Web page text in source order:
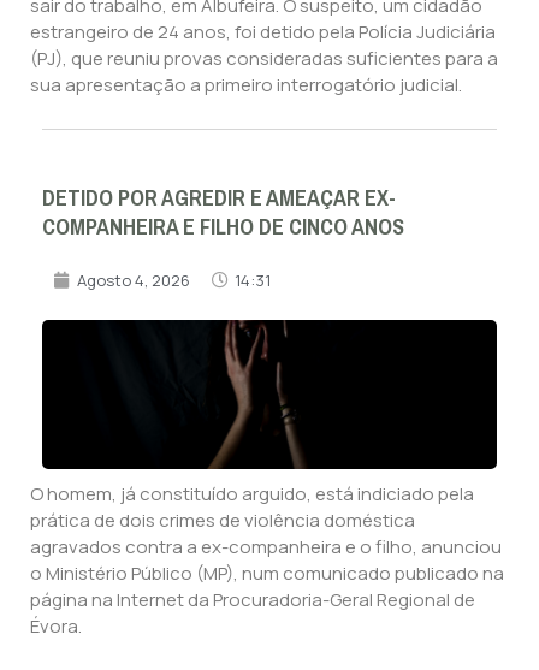
estrangeiro de 24 anos, foi detido pela Polícia Judiciária
(PJ), que reuniu provas consideradas suficientes para a
sua apresentação a primeiro interrogatório judicial.
DETIDO POR AGREDIR E AMEAÇAR EX-
COMPANHEIRA E FILHO DE CINCO ANOS
Agosto 4, 2026 14:31
O homem, já constituído arguido, está indiciado pela
prática de dois crimes de violência doméstica
agravados contra a ex-companheira e o filho, anunciou
o Ministério Público (MP), num comunicado publicado na
página na Internet da Procuradoria-Geral Regional de
Évora.